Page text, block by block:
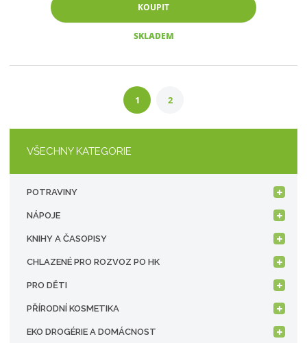
KOUPIT
SKLADEM
1 2
VŠECHNY KATEGORIE
POTRAVINY
NÁPOJE
KNIHY A ČASOPISY
CHLAZENÉ PRO ROZVOZ PO HK
PRO DĚTI
PŘÍRODNÍ KOSMETIKA
EKO DROGÉRIE A DOMÁCNOST